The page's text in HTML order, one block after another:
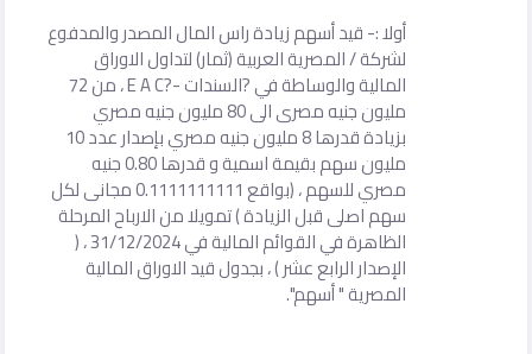
أولا :- قيد أسهم زيادة راس المال المصدر والمدفوع
لشركة / المصرية العربية (ثمار) لتداول الاوراق
المالية والوساطة في ?السندات -?E A C ، من 72
مليون جنيه مصرى الى 80 مليون جنيه مصري
بزيادة قدرها 8 مليون جنيه مصري بإصدار عدد 10
مليون سهم بقيمة اسمية و قدرها 0.80 جنيه
مصري للسهم ، (بواقع 0.1111111111 مجانى لكل
سهم اصلى قبل الزيادة ) تمويلا من الارباح المرحلة
الظاهرة في القوائم المالية في 31/12/2024 ، (
الإصدار الرابع عشر ) ، بجدول قيد الاوراق المالية
المصرية " أسهم".